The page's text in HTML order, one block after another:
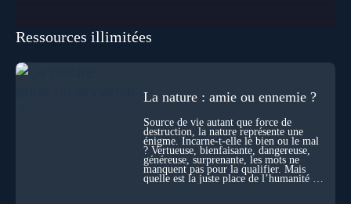
les pensées d’autrui ? Que deviennent l’espace, le temps… et
disparaître ? Au fil de cet échange, Nicolas raconte ses
expériences les plus troublantes : visions vérifiées,
durant ses sorties, protocoles scientifiques… et toujours, cette
! Sommes-nous à l’aube d’une révolution de la conscience ?
Sans doute. Mais encore faut-il accepter d’explorer ces
territoires avec lucidité, et rigueur…
Ressources illimitées
La nature : amie ou ennemie ?
Source de vie autant que force de
destruction, la nature représente une
énigme. Incarne-t-elle le bien ou le mal
? Vertueuse, bienfaisante, dangereuse,
généreuse, surprenante, les mots ne
manquent pas pour la qualifier. Mais
quelle est la juste place de l’humanité au